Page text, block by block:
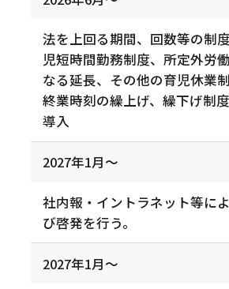
法を上回る期間、回数等の制
児短時間勤務制度、所定外労
なる延長、その他の育児休業
終業時刻の繰上げ、繰下げ制度
導入
2027年1月～
社内報・イントラネット等に
び啓発を行う。
2027年1月～